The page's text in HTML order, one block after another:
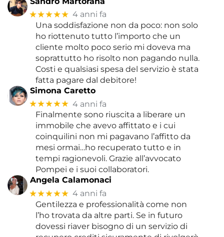
★★★★★ 4 anni fa
Una soddisfazione non da poco: non solo
ho riottenuto tutto l’importo che un
cliente molto poco serio mi doveva ma
soprattutto ho risolto non pagando nulla.
Costi e qualsiasi spesa del servizio è stata
fatta pagare dal debitore!
Simona Caretto
★★★★★ 4 anni fa
Finalmente sono riuscita a liberare un
immobile che avevo affittato e i cui
coinquilini non mi pagavano l’affitto da
mesi ormai…ho recuperato tutto e in
tempi ragionevoli. Grazie all’avvocato
Pompei e i suoi collaboratori.
Angela Calamonaci
★★★★★ 4 anni fa
Gentilezza e professionalità come non
l’ho trovata da altre parti. Se in futuro
dovessi riaver bisogno di un servizio di